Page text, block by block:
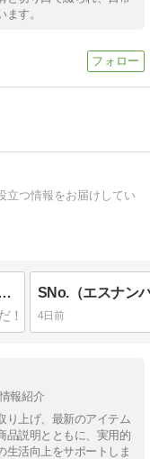
す。
立つ情報をお届けしてい
は匿名で行える郵送検査！評判もよくおすすめ？
4日前
報紹介
り上げ、最新のアイテム
品説明とともに、実用的
生活向上をサポートしま